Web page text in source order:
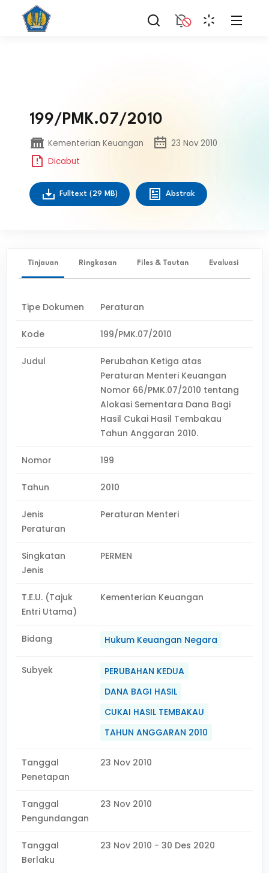
199/PMK.07/2010
Kementerian Keuangan
23 Nov 2010
Dicabut
Fulltext (29 MB) Abstrak
Tinjauan Ringkasan Files & Tautan Evaluasi
Tipe Dokumen Peraturan
Kode 199/PMK.07/2010
Judul
Perubahan Ketiga atas
Peraturan Menteri Keuangan
Nomor 66/PMK.07/2010 tentang
Alokasi Sementara Dana Bagi
Hasil Cukai Hasil Tembakau
Tahun Anggaran 2010.
Nomor 199
Tahun 2010
Jenis
Peraturan
Peraturan Menteri
Singkatan
Jenis
PERMEN
T.E.U. (Tajuk
Entri Utama)
Kementerian Keuangan
Bidang Hukum Keuangan Negara
Subyek
PERUBAHAN KEDUA
DANA BAGI HASIL
CUKAI HASIL TEMBAKAU
TAHUN ANGGARAN 2010
Tanggal
Penetapan
23 Nov 2010
Tanggal
Pengundangan
23 Nov 2010
Tanggal
Berlaku
23 Nov 2010 - 30 Des 2020